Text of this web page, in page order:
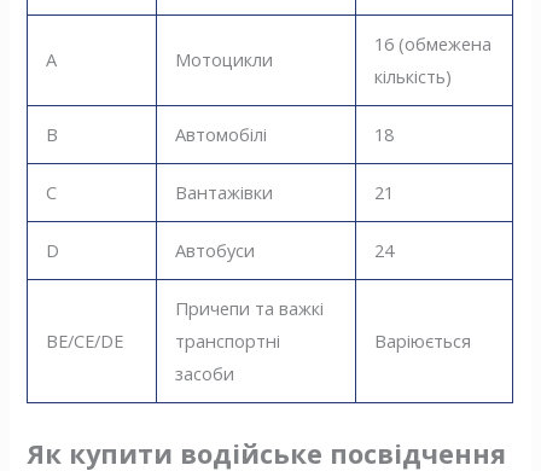
A Мотоцикли
16 (обмежена
кількість)
B Автомобілі 18
C Вантажівки 21
D Автобуси 24
BE/CE/DE
Причепи та важкі
транспортні
засоби
Варіюється
Як купити водійське посвідчення